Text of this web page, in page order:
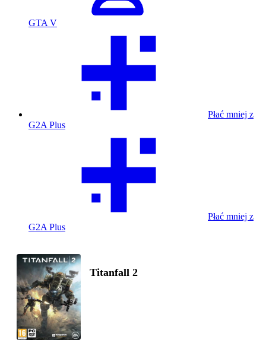
GTA V
Płać mniej z
G2A Plus
Płać mniej z
G2A Plus
Titanfall 2